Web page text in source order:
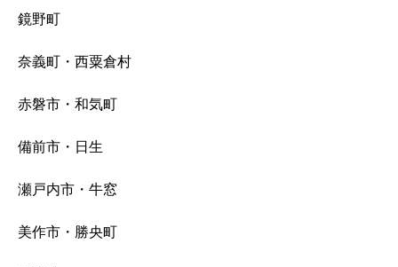
鏡野町
奈義町・西粟倉村
赤磐市・和気町
備前市・日生
瀬戸内市・牛窓
美作市・勝央町